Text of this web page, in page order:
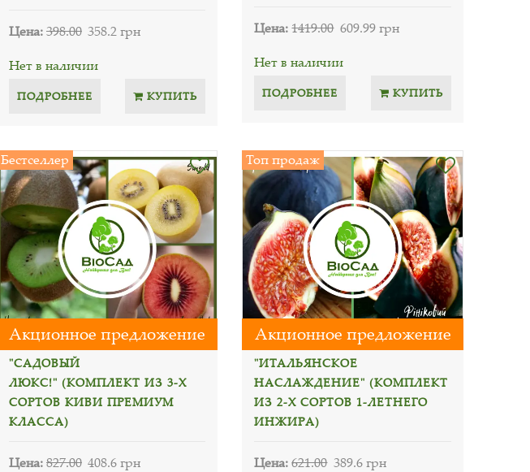
Цена:398.00 358.2 грн
Нет в наличии
ПОДРОБНЕЕ КУПИТЬ
Цена:1419.00 609.99 грн
Нет в наличии
ПОДРОБНЕЕ КУПИТЬ
Бестселлер
Акционное предложение
"САДОВЫЙ
ЛЮКС!" (КОМПЛЕКТ ИЗ 3-Х
СОРТОВ КИВИ ПРЕМИУМ
КЛАССА)
Цена:827.00 408.6 грн
Топ продаж
Акционное предложение
"ИТАЛЬЯНСКОЕ
НАСЛАЖДЕНИЕ" (КОМПЛЕКТ
ИЗ 2-Х СОРТОВ 1-ЛЕТНЕГО
ИНЖИРА)
Цена:621.00 389.6 грн